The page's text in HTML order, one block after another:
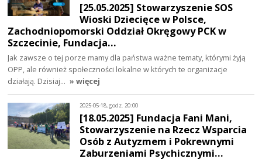
[25.05.2025] Stowarzyszenie SOS
Wioski Dziecięce w Polsce,
Zachodniopomorski Oddział Okręgowy PCK w
Szczecinie, Fundacja…
Jak zawsze o tej porze mamy dla państwa ważne tematy, którymi żyją
OPP, ale również społeczności lokalne w których te organizacje
działają. Dzisiaj… » więcej
2025-05-18, godz. 20:00
[18.05.2025] Fundacja Fani Mani,
Stowarzyszenie na Rzecz Wsparcia
Osób z Autyzmem i Pokrewnymi
Zaburzeniami Psychicznymi…